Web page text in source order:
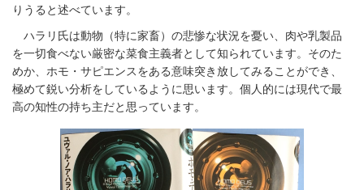
りうると述べています。
ハラリ氏は動物（特に家畜）の悲惨な状況を憂い、肉や乳製品
を一切食べない厳密な菜食主義者として知られています。そのた
めか、ホモ・サピエンスをある意味突き放してみることができ、
極めて鋭い分析をしているように思います。個人的には現代で最
高の知性の持ち主だと思っています。